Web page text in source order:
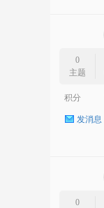
0
主题
积分
发消息
0